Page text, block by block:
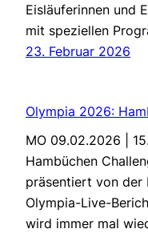
Eisläuferinnen und
mit speziellen
23. Februar 2026
Olympia 2026:
MO 09.02.2026 |
Hambüchen
präsentiert von der
Olympia-Live-
wird immer mal